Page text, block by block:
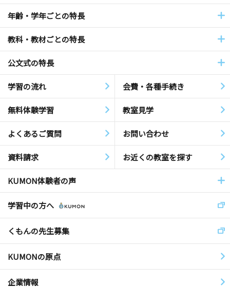
年齢・学年ごとの特長
教科・教材ごとの特長
公文式の特長
学習の流れ 会費・各種手続き
無料体験学習 教室見学
よくあるご質問 お問い合わせ
資料請求 お近くの教室を探す
KUMON体験者の声
学習中の方へ
くもんの先生募集
KUMONの原点
企業情報